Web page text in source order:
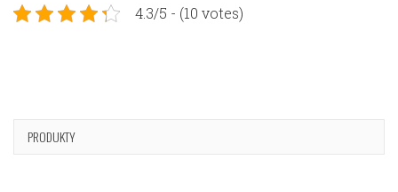
4.3/5 - (10 votes)
PRODUKTY